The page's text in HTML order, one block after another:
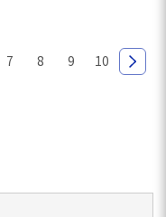
7 8 9 10